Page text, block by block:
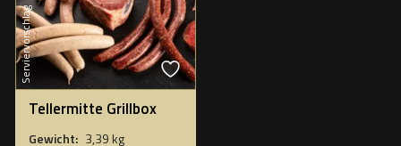
Serviervorschlag
Tellermitte Grillbox
Gewicht: 3,39 kg